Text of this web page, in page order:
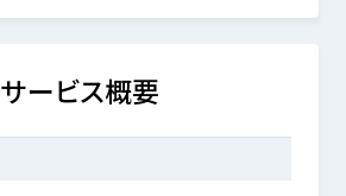
サービス概要